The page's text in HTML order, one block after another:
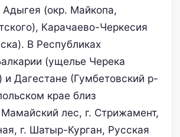
Адыгея (окр. Майкопа,
Карачаево-Черкесия
В Республиках
(ущелье Черека
и Дагестане (Гумбетовский р-
крае близ
лес, г. Стрижамент,
г. Шатыр-Курган, Русская